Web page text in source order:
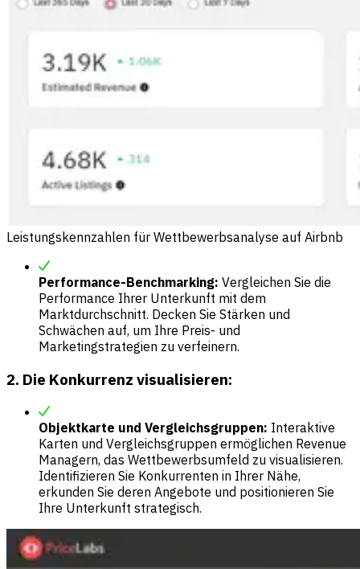
Leistungskennzahlen für Wettbewerbsanalyse auf Airbnb
Performance-Benchmarking: Vergleichen Sie die
Performance Ihrer Unterkunft mit dem
Marktdurchschnitt. Decken Sie Stärken und
Schwächen auf, um Ihre Preis- und
Marketingstrategien zu verfeinern.
2. Die Konkurrenz visualisieren:
Objektkarte und Vergleichsgruppen: Interaktive
Karten und Vergleichsgruppen ermöglichen Revenue
Managern, das Wettbewerbsumfeld zu visualisieren.
Identifizieren Sie Konkurrenten in Ihrer Nähe,
erkunden Sie deren Angebote und positionieren Sie
Ihre Unterkunft strategisch.